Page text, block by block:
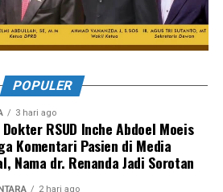
POPULER
3 hari ago
RSUD Inche Abdoel Moeis
Komentari Pasien di Media
Nama dr. Renanda Jadi Sorotan
2 hari ago